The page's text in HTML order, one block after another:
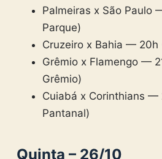
Palmeiras x São Paulo
Parque)
Cruzeiro x Bahia — 20h
Grêmio x Flamengo —
Grêmio)
Cuiabá x Corinthians —
Pantanal)
Quinta – 26/10